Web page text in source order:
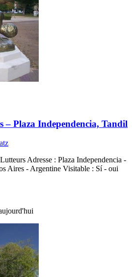
– Plaza Independencia, Tandil
Adresse : Plaza Independencia -
Aires - Argentine Visitable : Sí - oui